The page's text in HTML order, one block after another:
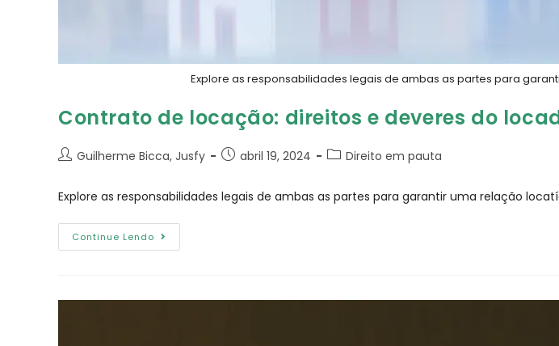
Explore as responsabilidades legais de ambas as partes para
Contrato de locação: direitos e deveres do
Guilherme Bicca, Jusfy abril 19, 2024 Direito em pauta
Explore as responsabilidades legais de ambas as partes para garantir uma relação
Continue Lendo